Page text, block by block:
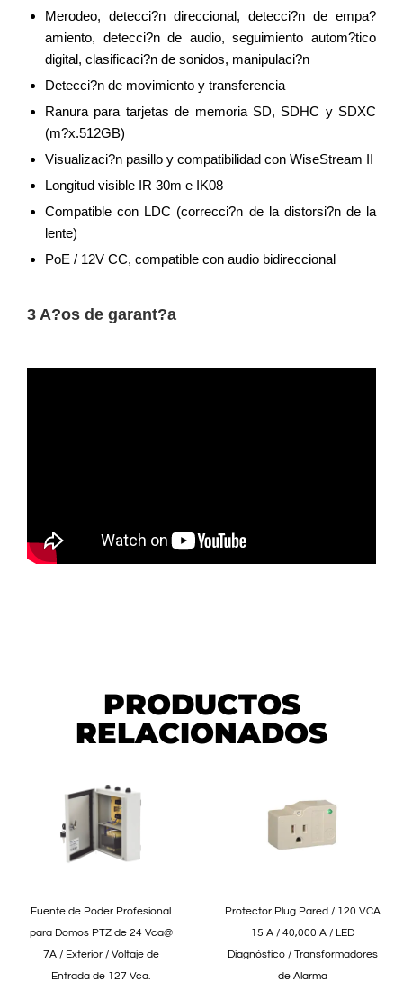
Merodeo, detecci?n direccional, detecci?n de empa?
amiento, detecci?n de audio, seguimiento autom?tico
digital, clasificaci?n de sonidos, manipulaci?n
Detecci?n de movimiento y transferencia
Ranura para tarjetas de memoria SD, SDHC y SDXC
(m?x.512GB)
Visualizaci?n pasillo y compatibilidad con WiseStream II
Longitud visible IR 30m e IK08
Compatible con LDC (correcci?n de la distorsi?n de la
lente)
PoE / 12V CC, compatible con audio bidireccional
3 A?os de garant?a
PRODUCTOS
RELACIONADOS
Fuente de Poder Profesional
para Domos PTZ de 24 Vca@
7A / Exterior / Voltaje de
Entrada de 127 Vca.
Protector Plug Pared / 120 VCA
15 A / 40,000 A / LED
Diagnóstico / Transformadores
de Alarma